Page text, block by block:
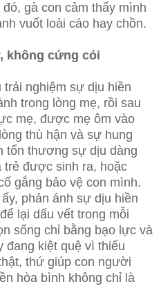
gà con cảm thấy mình
vuốt loài cáo hay chồn.
không cứng cỏi
trải nghiệm sự dịu hiền
trong lòng mẹ, rồi sau
mẹ, được mẹ ôm vào
thù hận và sự hung
tổn thương sự dịu dàng
được sinh ra, hoặc
gắng bảo vệ con mình.
phản ánh sự dịu hiền
lại dấu vết trong mỗi
sống chỉ bằng bạo lực và
đang kiệt quệ vì thiếu
thứ giúp con người
hòa bình không chỉ là